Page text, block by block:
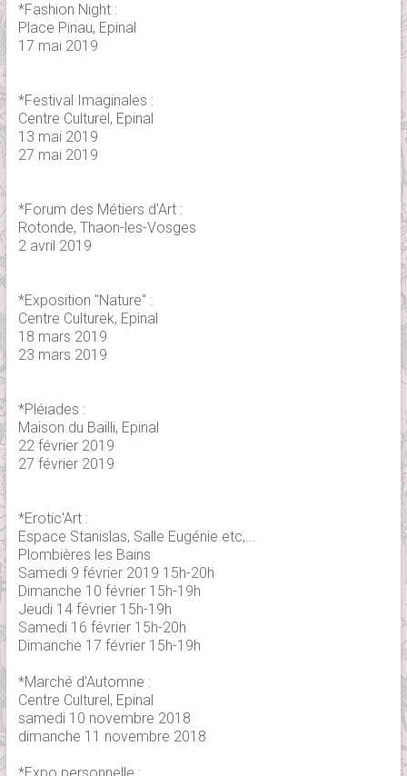
*Fashion Night :
Place Pinau, Epinal
17 mai 2019
*Festival Imaginales :
Centre Culturel, Epinal
13 mai 2019
27 mai 2019
*Forum des Métiers d'Art :
Rotonde, Thaon-les-Vosges
2 avril 2019
*Exposition "Nature" :
Centre Culturek, Epinal
18 mars 2019
23 mars 2019
*Pléiades :
Maison du Bailli, Epinal
22 février 2019
27 février 2019
*Erotic'Art :
Espace Stanislas, Salle Eugénie etc,...
Plombières les Bains
Samedi 9 février 2019 15h-20h
Dimanche 10 février 15h-19h
Jeudi 14 février 15h-19h
Samedi 16 février 15h-20h
Dimanche 17 février 15h-19h
*Marché d'Automne :
Centre Culturel, Epinal
samedi 10 novembre 2018
dimanche 11 novembre 2018